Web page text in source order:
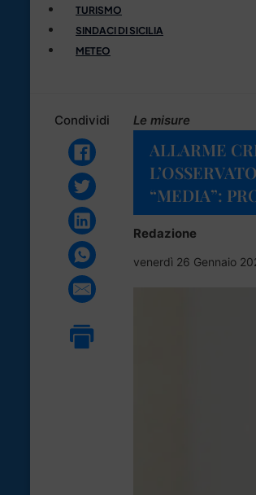
TURISMO
SINDACI DI SICILIA
METEO
Condividi Le misure
ALLARME
“MEDIA”:
Redazione
venerdì 26 Gennaio